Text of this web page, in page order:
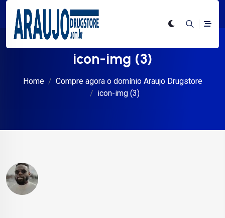
icon-img (3)
Home
Compre agora o domínio Araujo Drugstore
icon-img (3)